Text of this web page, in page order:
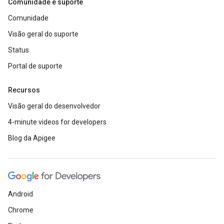
Comunidade e suporte
Comunidade
Visão geral do suporte
Status
Portal de suporte
Recursos
Visão geral do desenvolvedor
4-minute videos for developers
Blog da Apigee
Android
Chrome